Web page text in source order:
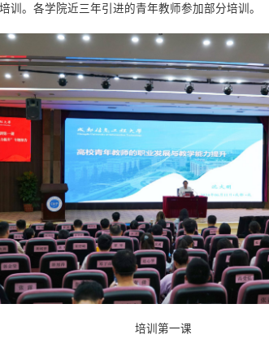
训。各学院近三年引进的青年教师参加部分培训。
培训第一课